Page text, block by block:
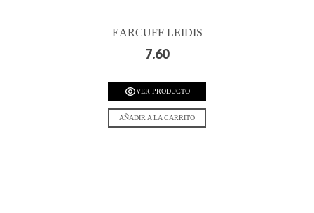
EARCUFF LEIDIS
7.60
VER PRODUCTO
AÑADIR A LA CARRITO